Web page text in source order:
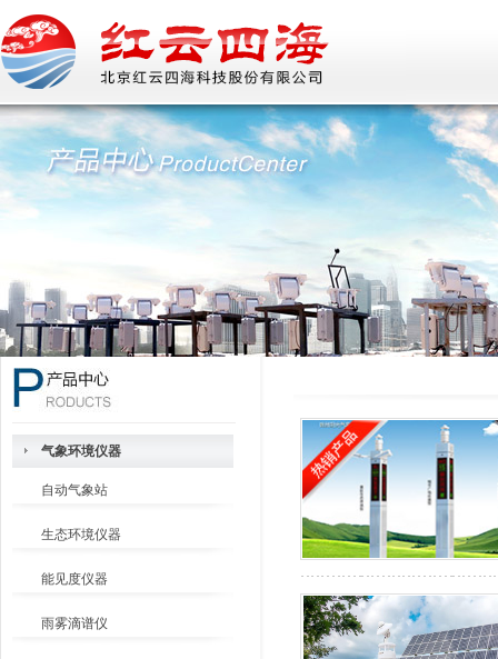
气象环境仪器
自动气象站
生态环境仪器
能见度仪器
雨雾滴谱仪